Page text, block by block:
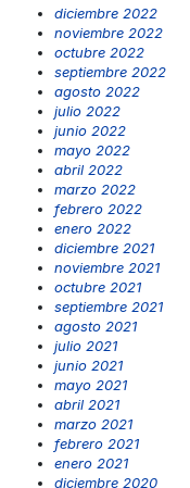
diciembre 2022
noviembre 2022
octubre 2022
septiembre 2022
agosto 2022
julio 2022
junio 2022
mayo 2022
abril 2022
marzo 2022
febrero 2022
enero 2022
diciembre 2021
noviembre 2021
octubre 2021
septiembre 2021
agosto 2021
julio 2021
junio 2021
mayo 2021
abril 2021
marzo 2021
febrero 2021
enero 2021
diciembre 2020